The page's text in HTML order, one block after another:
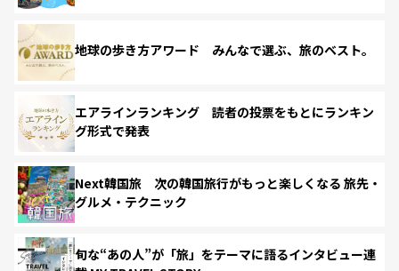
地球の歩き方アワード みんなで選ぶ、旅のベスト。
エアラインランキング 読者の投票をもとにランキン
グ形式で発表
Next韓国旅 次の韓国旅行がもっと楽しくなる 旅先・
グルメ・テクニック
旬な“あの人”が「旅」をテーマに語るインタビュー連